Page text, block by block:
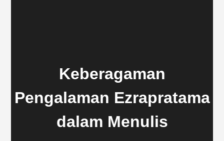
Keberagaman
Pengalaman Ezrapratama
dalam Menulis